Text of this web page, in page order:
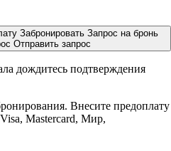
Забронировать Запрос на бронь
Отправить запрос
дождитесь подтверждения
Внесите предоплату
Mastercard, Мир,